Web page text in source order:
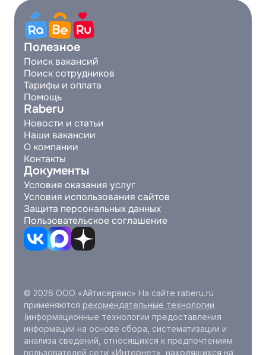
Полезное
Поиск вакансий
Поиск сотрудников
Тарифы и оплата
Помощь
Raberu
Новости и статьи
Наши вакансии
О компании
Контакты
Документы
Условия оказания услуг
Условия использования сайтов
Защита персональных данных
Пользовательское соглашение
© 2026 ООО «Айтисервис» На сайте raberu.ru
применяются рекомендательные технологии
(информационные технологии предоставления
информации на основе сбора, систематизации и
анализа сведений, относящихся к предпочтениям
пользователей сети «Интернет», находящихся на